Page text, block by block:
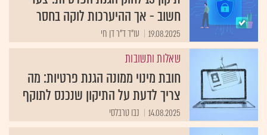
חשוב - אך ההיערכות לוקה בחסר
19.08.2025 עו"ד ד"ר דן חי
שאלות ותשובות
חובת מינוי ממונה הגנת פרטיות: מה
צריך לדעת על התיקון שנכנס לתוקף
14.08.2025 נבו טרבלסי